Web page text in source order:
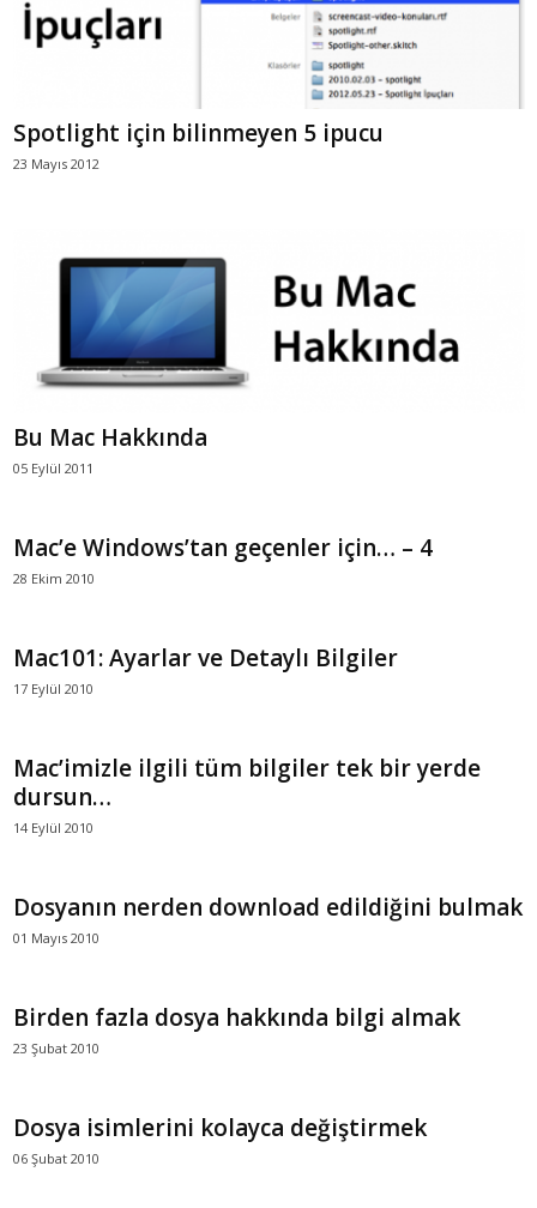
Spotlight için bilinmeyen 5 ipucu
23 Mayıs 2012
Bu Mac Hakkında
05 Eylül 2011
Mac’e Windows’tan geçenler için… – 4
28 Ekim 2010
Mac101: Ayarlar ve Detaylı Bilgiler
17 Eylül 2010
Mac’imizle ilgili tüm bilgiler tek bir yerde
dursun…
14 Eylül 2010
Dosyanın nerden download edildiğini bulmak
01 Mayıs 2010
Birden fazla dosya hakkında bilgi almak
23 Şubat 2010
Dosya isimlerini kolayca değiştirmek
06 Şubat 2010